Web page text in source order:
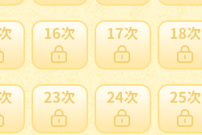
理字樣,下標前注意